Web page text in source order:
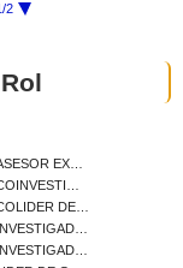
2
EX…
DE…
INVESTIGAD…
INVESTIGAD…